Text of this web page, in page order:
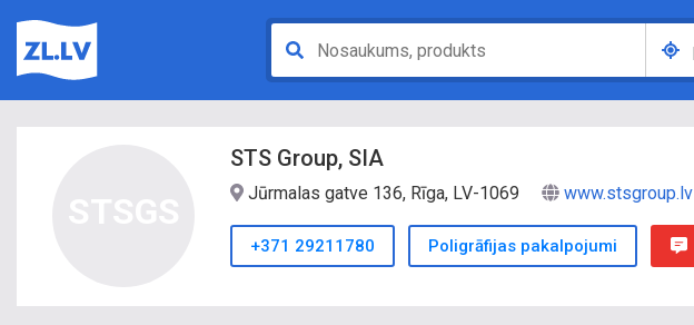
STS Group, SIA
Jūrmalas gatve 136, Rīga, LV-1069 www.stsgroup.lv
+371 29211780 Poligrāfijas pakalpojumi